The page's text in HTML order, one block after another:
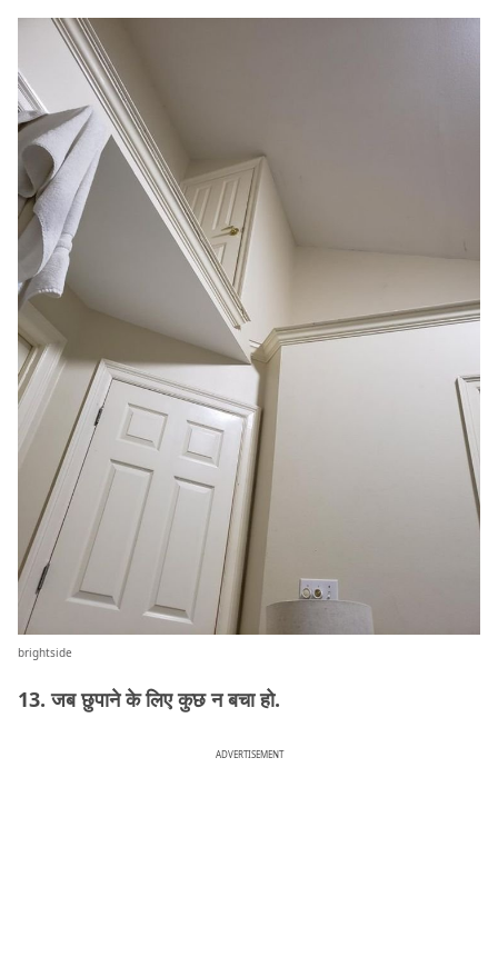
brightside
13. जब छुपाने के लिए कुछ न बचा हो.
ADVERTISEMENT